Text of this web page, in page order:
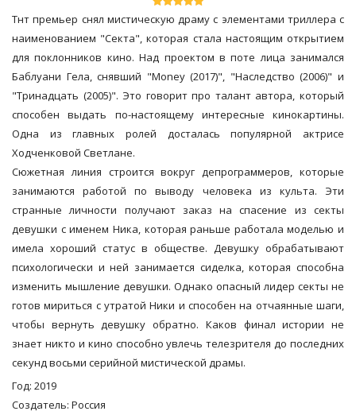
Тнт премьер снял мистическую драму с элементами триллера с
наименованием "Секта", которая стала настоящим открытием
для поклонников кино. Над проектом в поте лица занимался
Баблуани Гела, снявший "Money (2017)", "Наследство (2006)" и
"Тринадцать (2005)". Это говорит про талант автора, который
способен выдать по-настоящему интересные кинокартины.
Одна из главных ролей досталась популярной актрисе
Ходченковой Светлане.
Сюжетная линия строится вокруг депрограммеров, которые
занимаются работой по выводу человека из культа. Эти
странные личности получают заказ на спасение из секты
девушки с именем Ника, которая раньше работала моделью и
имела хороший статус в обществе. Девушку обрабатывают
психологически и ней занимается сиделка, которая способна
изменить мышление девушки. Однако опасный лидер секты не
готов мириться с утратой Ники и способен на отчаянные шаги,
чтобы вернуть девушку обратно. Каков финал истории не
знает никто и кино способно увлечь телезрителя до последних
секунд восьми серийной мистической драмы.
Год: 2019
Создатель: Россия